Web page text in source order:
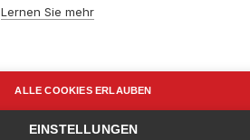
Lernen Sie mehr
ALLE COOKIES ERLAUBEN
EINSTELLUNGEN